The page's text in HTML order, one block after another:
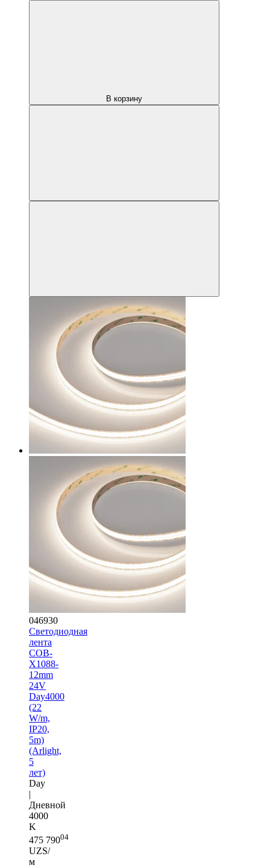
В корзину
046930
Светодиодная
лента
COB-
X1088-
12mm
24V
Day4000
(22
W/m,
IP20,
5m)
(Arlight,
5
лет)
Day
|
Дневной
4000
K
475 79004
UZS/
м